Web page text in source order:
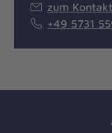
zum
+49 5731